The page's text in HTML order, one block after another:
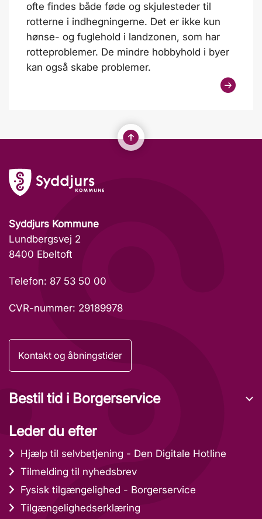
ofte findes både føde og skjulesteder til
rotterne i indhegningerne. Det er ikke kun
hønse- og fuglehold i landzonen, som har
rotteproblemer. De mindre hobbyhold i byer
kan også skabe problemer.
Syddjurs Kommune
Lundbergsvej 2
8400 Ebeltoft
Telefon: 87 53 50 00
CVR-nummer: 29189978
Kontakt og åbningstider
Bestil tid i Borgerservice
Leder du efter
Hjælp til selvbetjening - Den Digitale Hotline
Tilmelding til nyhedsbrev
Fysisk tilgængelighed - Borgerservice
Tilgængelighedserklæring